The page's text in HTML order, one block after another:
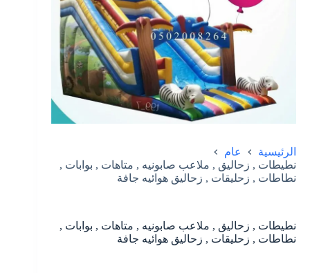
الرئيسية
عام
نطيطات , زحاليق , ملاعب صابونيه , متاهات , بوابات ,
نطاطات , زحليقات , زحاليق هوائيه جافة
نطيطات , زحاليق , ملاعب صابونيه , متاهات , بوابات ,
نطاطات , زحليقات , زحاليق هوائيه جافة